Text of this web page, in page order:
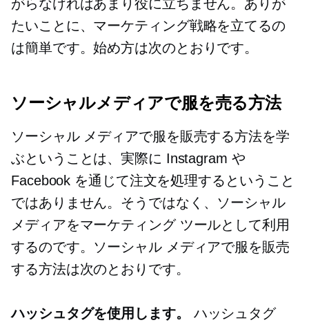
がらなければあまり役に立ちません。ありが
たいことに、マーケティング戦略を立てるの
は簡単です。始め方は次のとおりです。
ソーシャルメディアで服を売る方法
ソーシャル メディアで服を販売する方法を学
ぶということは、実際に Instagram や
Facebook を通じて注文を処理するということ
ではありません。そうではなく、ソーシャル
メディアをマーケティング ツールとして利用
するのです。ソーシャル メディアで服を販売
する方法は次のとおりです。
ハッシュタグを使用します。 ハッシュタグ